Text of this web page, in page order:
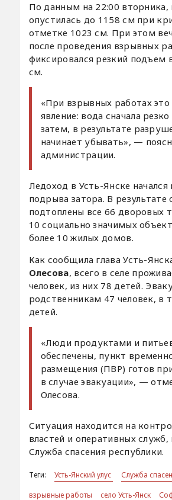
По данным на 22:00 вторника,
опустилась до 1158 см при
отметке 1023 см. При этом
после проведения взрывных
фиксировался резкий подъем
см.
«При взрывных работах
явление: вода сначала
затем, в результате
начинает убывать», —
администрации.
Ледоход в Усть-Янске начался
подрыва затора. В результате
подтоплены все 66 дворовых
10 социально значимых
более 10 жилых домов.
Как сообщила глава Усть-
Олесова, всего в селе
человек, из них 78 детей.
родственникам 47 человек, в
детей.
«Люди продуктами и
обеспечены, пункт
размещения (ПВР) готов
в случае эвакуации», —
Олесова.
Ситуация находится на
властей и оперативных служб,
Служба спасения республики.
Теги: Усть-Янский улус
Служба
взрывные работы
село Усть-Янск